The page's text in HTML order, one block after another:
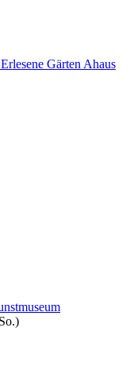
Gärten Ahaus